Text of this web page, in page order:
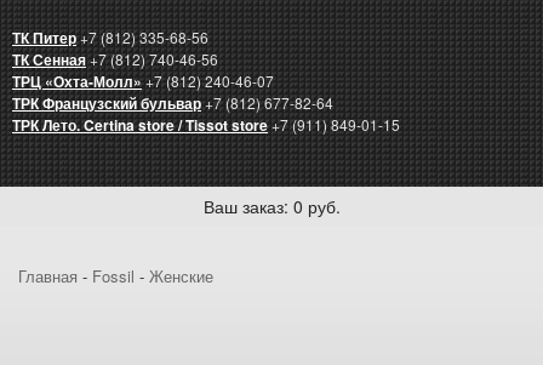
ТК Питер+7 (812) 335-68-56
ТК Сенная+7 (812) 740-46-56
ТРЦ «Охта-Молл»+7 (812) 240-46-07
ТРК Французский бульвар+7 (812) 677-82-64
ТРК Лето. Certina store / Tissot store+7 (911) 849-01-15
Ваш заказ: 0 руб.
Главная - Fossil - Женские